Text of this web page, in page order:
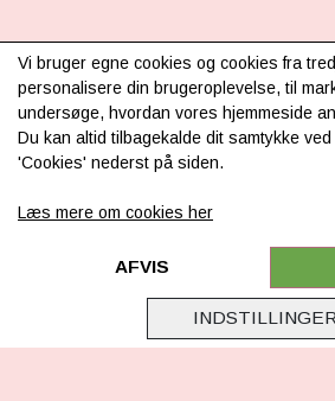
INFORMATION
Om os
Levering & betaling
Retur
Samarbejde
Cookie & Privatlivsoplysninger
Vi bruger egne cookies og cookies fra
personalisere din brugeroplevelse, til
undersøge, hvordan vores hjemmeside
Du kan altid tilbagekalde dit samtykke
'Cookies' nederst på siden.
Læs mere om cookies her
INDSTILLINGER
AFVIS